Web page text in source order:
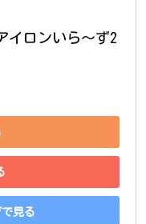
イロンいら～ず2
見る